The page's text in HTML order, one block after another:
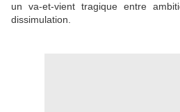
un va-et-vient tragique entre
dissimulation.